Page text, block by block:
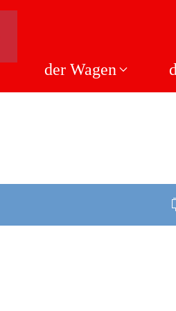
der Wagen